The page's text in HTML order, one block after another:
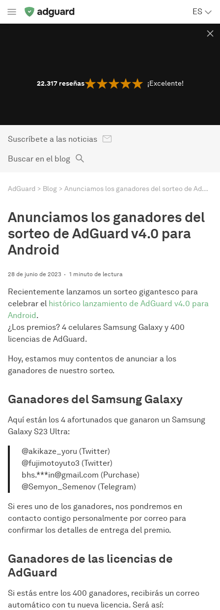
ES
22.317 reseñas ¡Excelente!
Suscríbete a las noticias
Buscar en el blog
AdGuard Blog Anunciamos los ganadores del sorteo de AdGuard v4.0 para Android
Anunciamos los ganadores del
sorteo de AdGuard v4.0 para
Android
28 de junio de 2023 1 minuto de lectura
Recientemente lanzamos un sorteo gigantesco para
celebrar el histórico lanzamiento de AdGuard v4.0 para
Android.
¿Los premios? 4 celulares Samsung Galaxy y 400
licencias de AdGuard.
Hoy, estamos muy contentos de anunciar a los
ganadores de nuestro sorteo.
Ganadores del Samsung Galaxy
Aquí están los 4 afortunados que ganaron un Samsung
Galaxy S23 Ultra:
@akikaze_yoru (Twitter)
@fujimotoyuto3 (Twitter)
bhs.***in@gmail.com (Purchase)
@Semyon_Semenov (Telegram)
Si eres uno de los ganadores, nos pondremos en
contacto contigo personalmente por correo para
confirmar los detalles de entrega del premio.
Ganadores de las licencias de
AdGuard
Si estás entre los 400 ganadores, recibirás un correo
automático con tu nueva licencia. Será así: